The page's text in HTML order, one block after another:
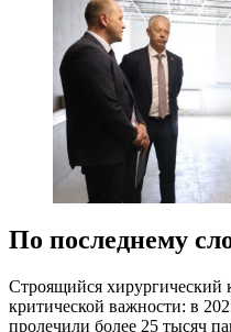
По последнему
Строящийся хирургический
критической важности: в
пролечили более 25 тысяч